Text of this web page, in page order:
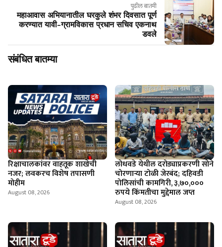
पुढील बातमी
महाआवास अभियानातील घरकुले शंभर दिवसात पूर्ण
करण्यात यावी-ग्रामविकास प्रधान सचिव एकनाथ
डवले
संबंधित बातम्या
रिक्षाचालकांवर वाहतूक शाखेची
नजर; लवकरच विशेष तपासणी
मोहीम
August 08, 2026
लोधवडे येथील दरोड्याप्रकरणी सोने
चोरणाऱ्या टोळी जेरबंद; दहिवडी
पोलिसांची कामगिरी, ३,७०,०००
रुपये किंमतीचा मुद्देमाल जप्त
August 08, 2026